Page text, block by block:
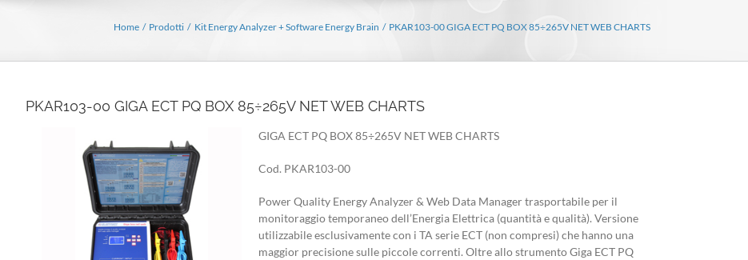
Home Prodotti Kit Energy Analyzer + Software Energy Brain PKAR103-00 GIGA ECT PQ BOX 85÷265V NET WEB CHARTS
PKAR103-00 GIGA ECT PQ BOX 85÷265V NET WEB CHARTS
GIGA ECT PQ BOX 85÷265V NET WEB CHARTS
Cod. PKAR103-00
Power Quality Energy Analyzer & Web Data Manager trasportabile per il
monitoraggio temporaneo dell’Energia Elettrica (quantità e qualità). Versione
utilizzabile esclusivamente con i TA serie ECT (non compresi) che hanno una
maggior precisione sulle piccole correnti. Oltre allo strumento Giga ECT PQ